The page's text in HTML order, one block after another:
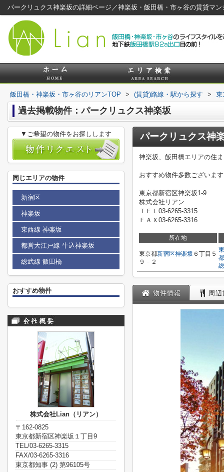
パークリュクス神楽坂の詳細ページ／神楽坂・飯田橋・市ヶ谷の賃貸マ
飯田橋・神楽坂・市ヶ谷のリアンTOP > (賃貸)路線・駅から探す > 東
過去掲載物件：パークリュクス神楽坂
パークリュクス神
神楽坂、飯田橋エリアの住
おすすめ物件多数ございま
東京都新宿区神楽坂1-9
株式会社リアン
ＴＥＬ03-6265-3315
ＦＡＸ03-6265-3316
所在地
東京都新宿区神楽坂 ６丁目５
９－２
物件情報 周
▼ご希望の物件をお探しします
同じエリアの物件
新宿区
神楽坂
東西線 神楽坂
都営大江戸線 牛込神楽坂
総武線 飯田橋
おすすめ物件
株式会社Lian（リアン）
〒162-0825
東京都新宿区神楽坂１丁目9
TEL/03-6265-3315
FAX/03-6265-3316
東京都知事 (2) 第96105号